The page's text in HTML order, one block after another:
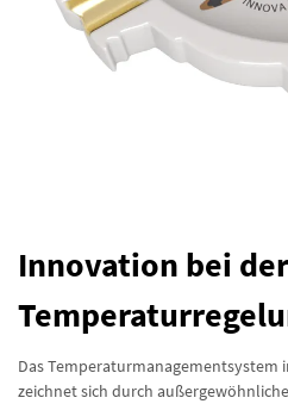
Innovation bei der
Das Temperaturmanagementsystem
zeichnet sich durch